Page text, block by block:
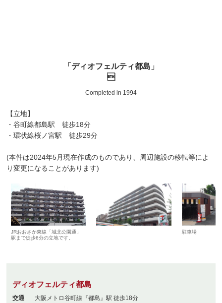
「ディオフェルティ都島」

Completed in 1994
【立地】
・谷町線都島駅 徒歩18分
・環状線桜ノ宮駅 徒歩29分
(本件は2024年5月現在作成のものであり、周辺施設の移転等によ
り変更になることがあります)
JRおおさか東線「城北公園通」
駅まで徒歩6分の立地です。
駐車場
ディオフェルティ都島
交通
大阪メトロ谷町線『都島』駅 徒歩18分